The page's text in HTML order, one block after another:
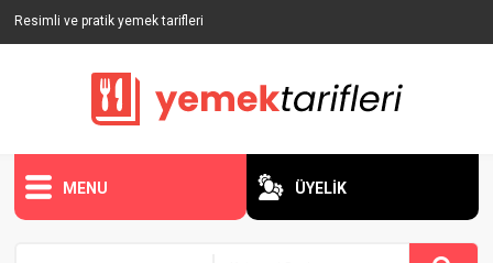
Resimli ve pratik yemek tarifleri
MENU ÜYELİK